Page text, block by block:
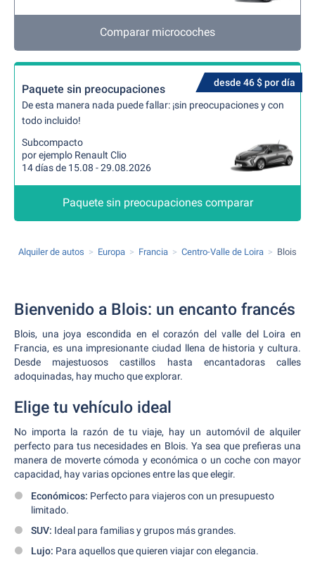
Comparar microcoches
desde 46 $ por día
Paquete sin preocupaciones
De esta manera nada puede fallar: ¡sin preocupaciones y con
todo incluido!
Subcompacto
por ejemplo Renault Clio
14 días de 15.08 - 29.08.2026
Paquete sin preocupaciones comparar
Alquiler de autos Europa Francia Centro-Valle de Loira Blois
Bienvenido a Blois: un encanto francés
Blois, una joya escondida en el corazón del valle del Loira en
Francia, es una impresionante ciudad llena de historia y cultura.
Desde majestuosos castillos hasta encantadoras calles
adoquinadas, hay mucho que explorar.
Elige tu vehículo ideal
No importa la razón de tu viaje, hay un automóvil de alquiler
perfecto para tus necesidades en Blois. Ya sea que prefieras una
manera de moverte cómoda y económica o un coche con mayor
capacidad, hay varias opciones entre las que elegir.
Económicos: Perfecto para viajeros con un presupuesto
limitado.
SUV: Ideal para familias y grupos más grandes.
Lujo: Para aquellos que quieren viajar con elegancia.